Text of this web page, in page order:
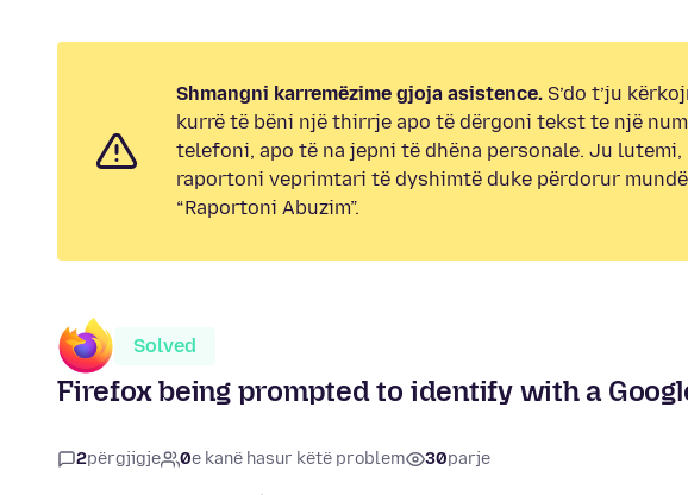
Shmangni karremëzime gjoja asistence. S’do t’ju
kurrë të bëni një thirrje apo të dërgoni tekst te një
telefoni, apo të na jepni të dhëna personale. Ju lutemi,
raportoni veprimtari të dyshimtë duke përdorur
“Raportoni Abuzim”.
Solved
Firefox being prompted to identify with a
2përgjigje 0e kanë hasur këtë problem 30parje